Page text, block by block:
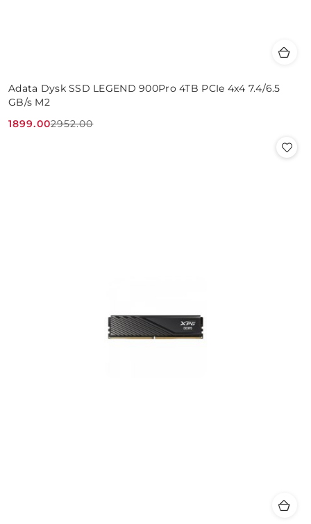
Adata Dysk SSD LEGEND 900Pro 4TB PCIe 4x4 7.4/6.5
GB/s M2
Cena
1899.00
Cena
2952.00